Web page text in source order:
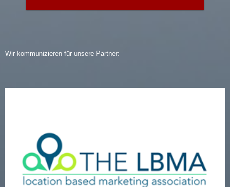
Wir kommunizieren für unsere Partner: